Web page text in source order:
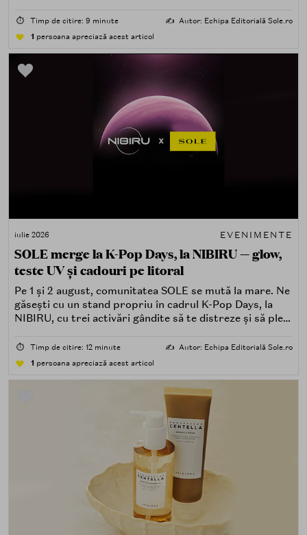
care îți place, de fapt, să descoperi produse — testând,
atingând, comparând, întrebând.
⏱️ Timp de citire: 9 minute ✍️ Autor: Echipa Editorială Sole.ro
1 persoana apreciază acest articol
iulie 2026 EVENIMENTE
SOLE merge la K-Pop Days, la NIBIRU — glow,
teste UV și cadouri pe litoral
Pe 1 și 2 august, comunitatea SOLE se mută la mare. Ne
găsești cu un stand propriu în cadrul K-Pop Days, la
NIBIRU, cu trei activări gândite să te distreze și să pleci
⏱️ Timp de citire: 12 minute ✍️ Autor: Echipa Editorială Sole.ro
1 persoana apreciază acest articol